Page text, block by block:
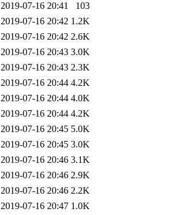
2019-07-16 20:41
103
2019-07-16 20:42 1.2K
2019-07-16 20:42 2.6K
2019-07-16 20:43 3.0K
2019-07-16 20:43 2.3K
2019-07-16 20:44 4.2K
2019-07-16 20:44 4.0K
2019-07-16 20:44 4.2K
2019-07-16 20:45 5.0K
2019-07-16 20:45 3.0K
2019-07-16 20:46 3.1K
2019-07-16 20:46 2.9K
2019-07-16 20:46 2.2K
2019-07-16 20:47 1.0K